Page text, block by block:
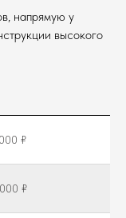
напрямую у
высокого
₽
₽